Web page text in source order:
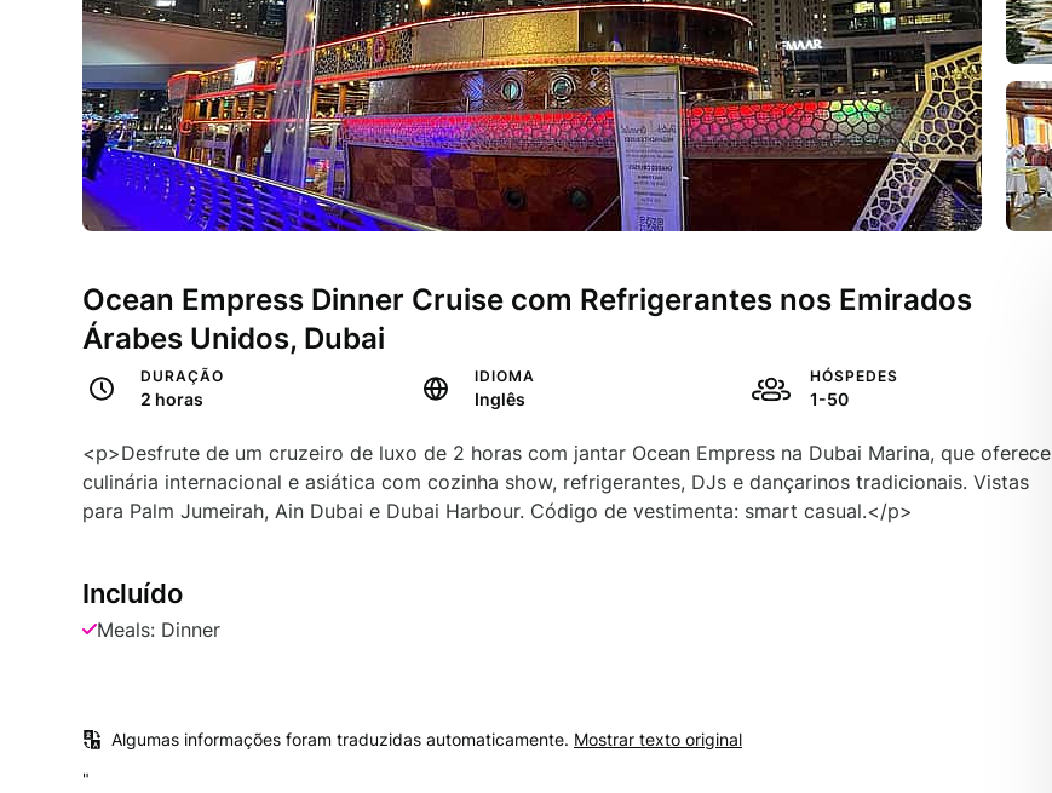
Ocean Empress Dinner Cruise com Refrigerantes nos Emirados
Árabes Unidos, Dubai
DURAÇÃO
2 horas
IDIOMA
Inglês
HÓSPEDES
1-50
<p>Desfrute de um cruzeiro de luxo de 2 horas com jantar Ocean Empress na Dubai Marina, que oferece
culinária internacional e asiática com cozinha show, refrigerantes, DJs e dançarinos tradicionais. Vistas
para Palm Jumeirah, Ain Dubai e Dubai Harbour. Código de vestimenta: smart casual.</p>
Incluído
Meals: Dinner
Algumas informações foram traduzidas automaticamente. Mostrar texto original
"